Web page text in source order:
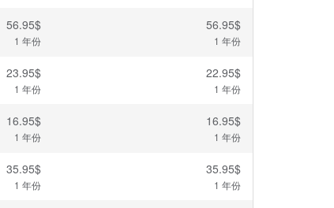
56.95$
1 年份
56.95$
1 年份
23.95$
1 年份
22.95$
1 年份
16.95$
1 年份
16.95$
1 年份
35.95$
1 年份
35.95$
1 年份